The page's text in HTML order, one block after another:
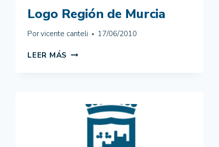
Logo Región de Murcia
Porvicente canteli 17/06/2010
LEER MÁS LOGO